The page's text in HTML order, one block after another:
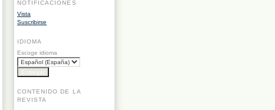
NOTIFICACIONES
Vista
Suscribirse
IDIOMA
Escoge idioma
CONTENIDO DE LA
REVISTA